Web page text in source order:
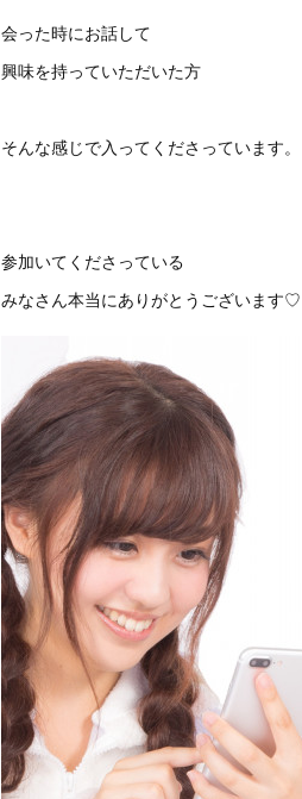
会った時にお話して
興味を持っていただいた方
そんな感じで入ってくださっています。
参加いてくださっている
みなさん本当にありがとうございます♡